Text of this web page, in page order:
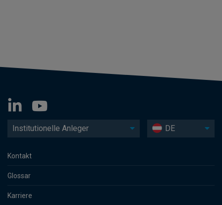
Institutionelle Anleger DE
Kontakt
Glossar
Karriere